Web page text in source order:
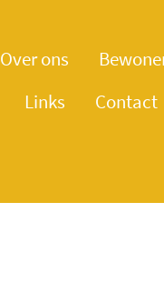
Over ons
Links
Contact